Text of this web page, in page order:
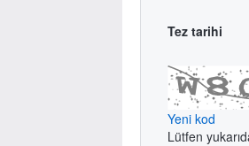
Tez tarihi
Yeni kod
Lütfen